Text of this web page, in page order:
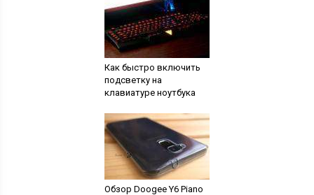
Как быстро включить
подсветку на
клавиатуре ноутбука
Обзор Doogee Y6 Piano